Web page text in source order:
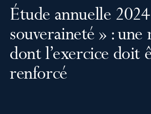
Étude annuelle
souveraineté » : une
dont l’exercice doit
renforcé